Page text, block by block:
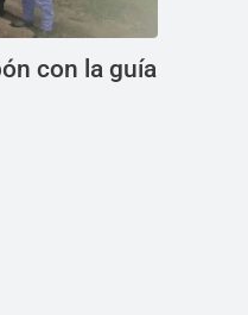
con la guía